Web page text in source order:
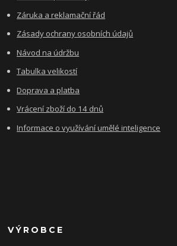
Záruka a reklamační řád
Zásady ochrany osobních údajů
Návod na údržbu
Tabulka velikostí
Doprava a platba
Vrácení zboží do 14 dnů
Informace o využívání umělé inteligence
VÝROBCE